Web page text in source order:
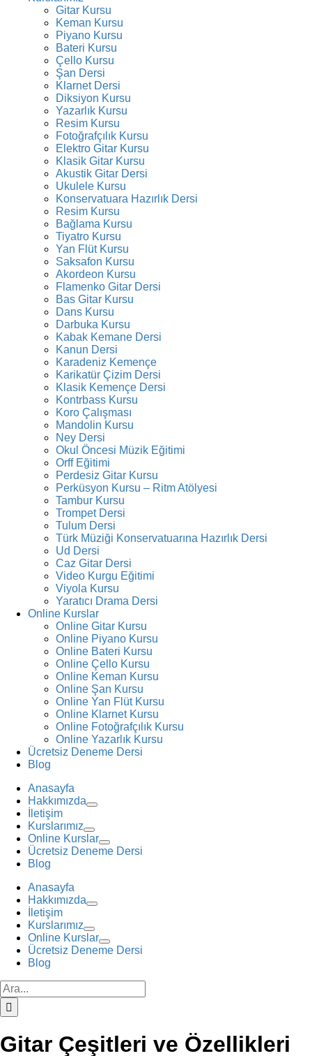
Gitar Kursu
Keman Kursu
Piyano Kursu
Bateri Kursu
Çello Kursu
Şan Dersi
Klarnet Dersi
Diksiyon Kursu
Yazarlık Kursu
Resim Kursu
Fotoğrafçılık Kursu
Elektro Gitar Kursu
Klasik Gitar Kursu
Akustik Gitar Dersi
Ukulele Kursu
Konservatuara Hazırlık Dersi
Resim Kursu
Bağlama Kursu
Tiyatro Kursu
Yan Flüt Kursu
Saksafon Kursu
Akordeon Kursu
Flamenko Gitar Dersi
Bas Gitar Kursu
Dans Kursu
Darbuka Kursu
Kabak Kemane Dersi
Kanun Dersi
Karadeniz Kemençe
Karikatür Çizim Dersi
Klasik Kemençe Dersi
Kontrbass Kursu
Koro Çalışması
Mandolin Kursu
Ney Dersi
Okul Öncesi Müzik Eğitimi
Orff Eğitimi
Perdesiz Gitar Kursu
Perküsyon Kursu – Ritm Atölyesi
Tambur Kursu
Trompet Dersi
Tulum Dersi
Türk Müziği Konservatuarına Hazırlık Dersi
Ud Dersi
Caz Gitar Dersi
Video Kurgu Eğitimi
Viyola Kursu
Yaratıcı Drama Dersi
Online Kurslar
Online Gitar Kursu
Online Piyano Kursu
Online Bateri Kursu
Online Çello Kursu
Online Keman Kursu
Online Şan Kursu
Online Yan Flüt Kursu
Online Klarnet Kursu
Online Fotoğrafçılık Kursu
Online Yazarlık Kursu
Ücretsiz Deneme Dersi
Blog
Anasayfa
Hakkımızda
İletişim
Kurslarımız
Online Kurslar
Ücretsiz Deneme Dersi
Blog
Anasayfa
Hakkımızda
İletişim
Kurslarımız
Online Kurslar
Ücretsiz Deneme Dersi
Blog
Ara:
Gitar Çeşitleri ve Özellikleri